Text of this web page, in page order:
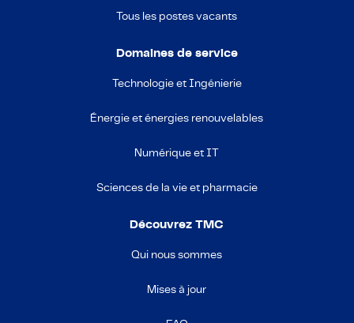
Tous les postes vacants
Domaines de service
Technologie et Ingénierie
Énergie et énergies renouvelables
Numérique et IT
Sciences de la vie et pharmacie
Découvrez TMC
Qui nous sommes
Mises à jour